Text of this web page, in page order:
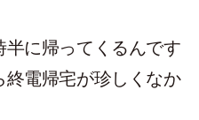
に帰ってくるんです
終電帰宅が珍しくなか